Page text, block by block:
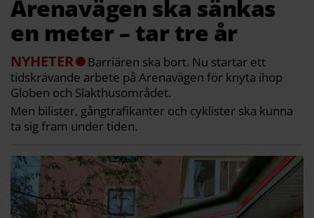
Arenavägen ska sänkas
en meter – tar tre år
NYHETER
Barriären ska bort. Nu startar ett
tidskrävande arbete på Arenavägen för knyta ihop
Globen och Slakthusområdet.
Men bilister, gångtrafikanter och cyklister ska kunna
ta sig fram under tiden.